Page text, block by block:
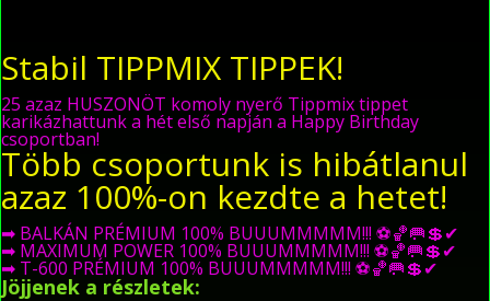
Stabil TIPPMIX TIPPEK!
25 azaz HUSZONÖT komoly nyerő Tippmix tippet
karikázhattunk a hét első napján a Happy Birthday
csoportban!
Több csoportunk is hibátlanul
azaz 100%-on kezdte a hetet!
➡ BALKÁN PRÉMIUM 100% BUUUMMMMM!!! ⚽🏀🥅💲✔
➡ MAXIMUM POWER 100% BUUUMMMMM!!! ⚽🏀🥅💲✔
➡ T-600 PRÉMIUM 100% BUUUMMMMM!!! ⚽🏀🥅💲✔
Jöjjenek a részletek: